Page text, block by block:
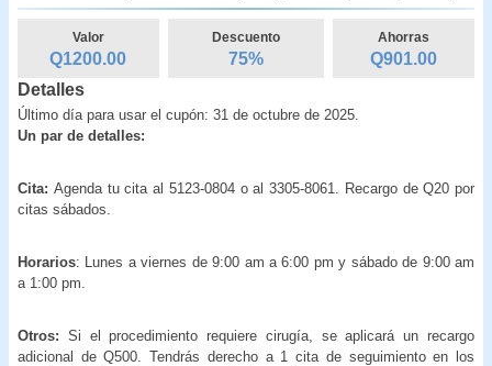
Valor
Q1200.00
Descuento
75%
Ahorras
Q901.00
Detalles
Último día para usar el cupón: 31 de octubre de 2025.
Un par de detalles:
Cita: Agenda tu cita al 5123-0804 o al 3305-8061. Recargo de Q20 por
citas sábados.
Horarios: Lunes a viernes de 9:00 am a 6:00 pm y sábado de 9:00 am
a 1:00 pm.
Otros: Si el procedimiento requiere cirugía, se aplicará un recargo
adicional de Q500. Tendrás derecho a 1 cita de seguimiento en los